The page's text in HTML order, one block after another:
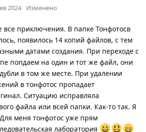
2024 Изменено
приключения. В папке Тонфотосв
появилось 14 копий файлов, с тем
датами создания. При переходе с
попдаем на один и тот же файл, они
в том же месте. При удалении
в тонфотос пропадает
Ситуацию исправляла
файла или всей папки. Как-то так. Я
меня тонфотос уже прям
лаборатория